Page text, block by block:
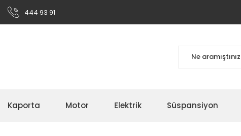
444 93 91
Kaporta Motor Elektrik Süspansiyon